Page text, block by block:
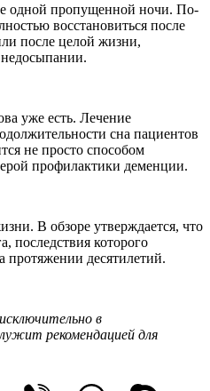
одной пропущенной ночи. По-
восстановиться после
после целой жизни,
уже есть. Лечение
сна пациентов
не просто способом
профилактики деменции.
В обзоре утверждается, что
последствия которого
протяжении десятилетий.
в
рекомендацией для